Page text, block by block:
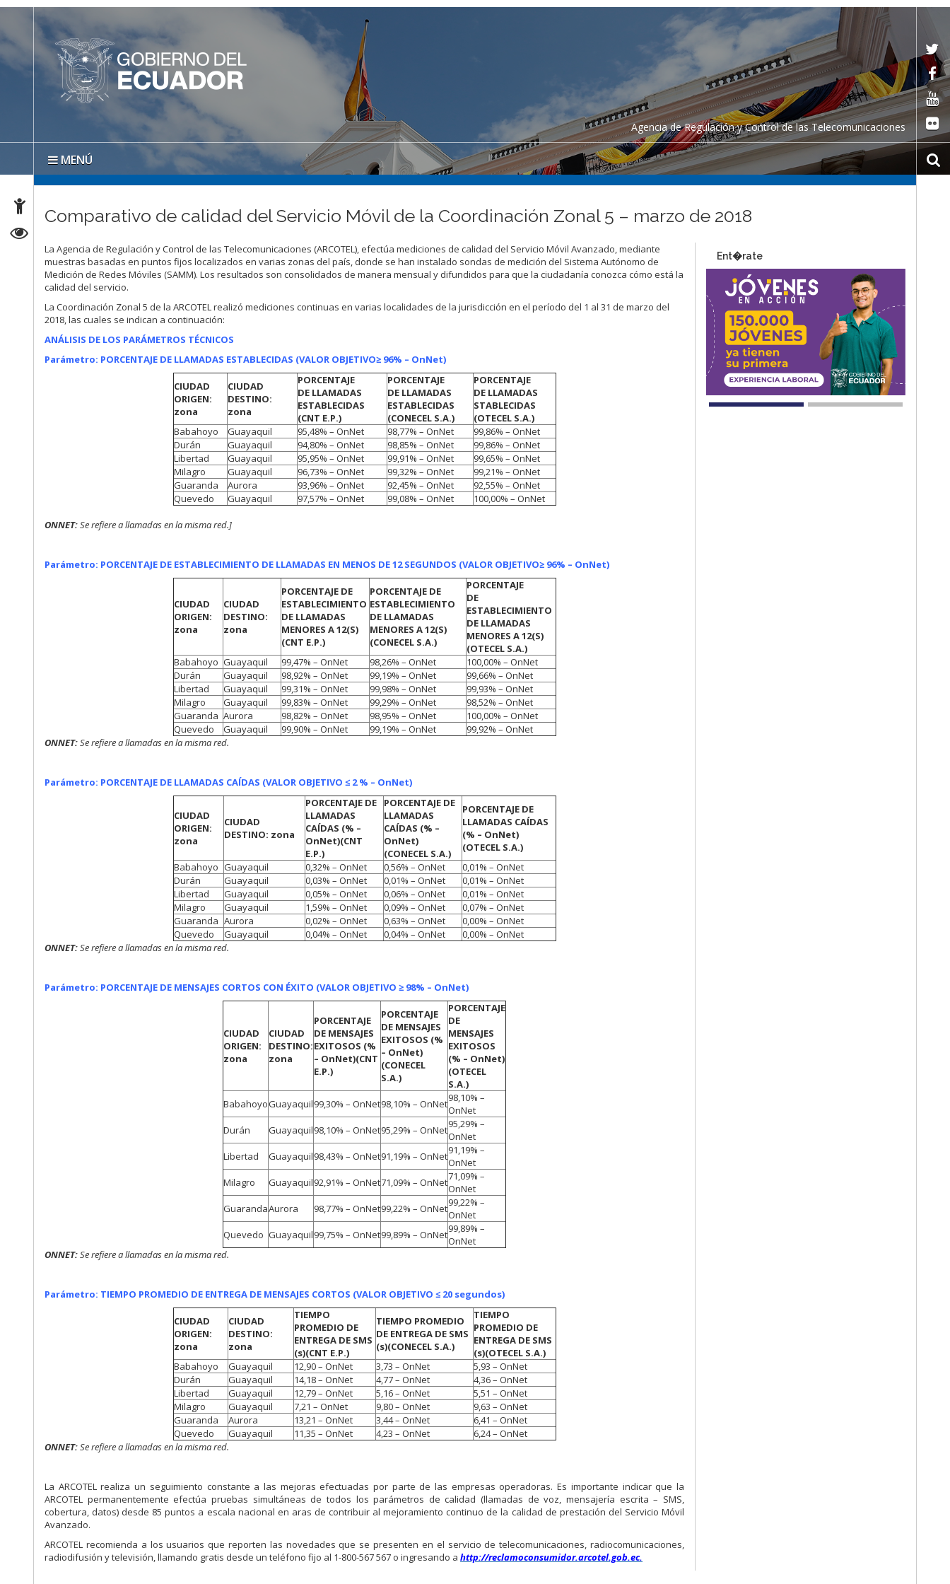
Agencia de Regulación y Control de las Telecomunicaciones
MENÚ
Comparativo de calidad del Servicio Móvil de la Coordinación Zonal 5 – marzo de 2018
La Agencia de Regulación y Control de las Telecomunicaciones (ARCOTEL), efectúa mediciones de calidad del Servicio Móvil Avanzado, mediante
muestras basadas en puntos fijos localizados en varias zonas del país, donde se han instalado sondas de medición del Sistema Autónomo de
Medición de Redes Móviles (SAMM). Los resultados son consolidados de manera mensual y difundidos para que la ciudadanía conozca cómo está la
calidad del servicio.
La Coordinación Zonal 5 de la ARCOTEL realizó mediciones continuas en varias localidades de la jurisdicción en el período del 1 al 31 de marzo del
2018, las cuales se indican a continuación:
ANÁLISIS DE LOS PARÁMETROS TÉCNICOS
Parámetro: PORCENTAJE DE LLAMADAS ESTABLECIDAS (VALOR OBJETIVO≥ 96% – OnNet)
CIUDAD
ORIGEN:
zona
CIUDAD
DESTINO:
zona
PORCENTAJE
DE LLAMADAS
ESTABLECIDAS
(CNT E.P.)
PORCENTAJE
DE LLAMADAS
ESTABLECIDAS
(CONECEL S.A.)
PORCENTAJE
DE LLAMADAS
STABLECIDAS
(OTECEL S.A.)
Babahoyo
Guayaquil 95,48% – OnNet 98,77% – OnNet
99,86% – OnNet
Durán
Guayaquil 94,80% – OnNet 98,85% – OnNet
99,86% – OnNet
Libertad
Guayaquil 95,95% – OnNet 99,91% – OnNet
99,65% – OnNet
Milagro
Guayaquil 96,73% – OnNet 99,32% – OnNet
99,21% – OnNet
Guaranda
Aurora 93,96% – OnNet 92,45% – OnNet
92,55% – OnNet
Quevedo
Guayaquil 97,57% – OnNet 99,08% – OnNet 100,00% – OnNet
ONNET:Se refiere allamadas en la misma red.]
Parámetro: PORCENTAJE DE ESTABLECIMIENTO DE LLAMADAS EN MENOS DE 12 SEGUNDOS (VALOR OBJETIVO≥ 96% – OnNet)
CIUDAD
ORIGEN:
zona
CIUDAD
DESTINO:
zona
PORCENTAJE DE
ESTABLECIMIENTO
DE LLAMADAS
MENORES A 12(S)
(CNT E.P.)
PORCENTAJE DE
ESTABLECIMIENTO
DE LLAMADAS
MENORES A 12(S)
(CONECEL S.A.)
PORCENTAJE
DE
ESTABLECIMIENTO
DE LLAMADAS
MENORES A 12(S)
(OTECEL S.A.)
Babahoyo Guayaquil 99,47% – OnNet 98,26% – OnNet
100,00% – OnNet
Durán
Guayaquil 98,92% – OnNet 99,19% – OnNet
99,66% – OnNet
Libertad
Guayaquil 99,31% – OnNet 99,98% – OnNet
99,93% – OnNet
Milagro
Guayaquil 99,83% – OnNet 99,29% – OnNet
98,52% – OnNet
Guaranda Aurora 98,82% – OnNet 98,95% – OnNet
100,00% – OnNet
Quevedo
Guayaquil 99,90% – OnNet 99,19% – OnNet
99,92% – OnNet
ONNET:Se refiere allamadas en la misma red.
Parámetro: PORCENTAJE DE LLAMADAS CAÍDAS (VALOR OBJETIVO ≤ 2 % – OnNet)
CIUDAD
ORIGEN:
zona
CIUDAD
DESTINO: zona
PORCENTAJE DE
LLAMADAS
CAÍDAS (% –
OnNet)(CNT
E.P.)
PORCENTAJE DE
LLAMADAS
CAÍDAS (% –
OnNet)
(CONECEL S.A.)
PORCENTAJE DE
LLAMADAS CAÍDAS
(% – OnNet)
(OTECEL S.A.)
Babahoyo Guayaquil 0,32% – OnNet 0,56% – OnNet
0,01% – OnNet
Durán
Guayaquil 0,03% – OnNet 0,01% – OnNet
0,01% – OnNet
Libertad
Guayaquil 0,05% – OnNet 0,06% – OnNet
0,01% – OnNet
Milagro
Guayaquil 1,59% – OnNet 0,09% – OnNet
0,07% – OnNet
Guaranda Aurora 0,02% – OnNet 0,63% – OnNet
0,00% – OnNet
Quevedo
Guayaquil 0,04% – OnNet 0,04% – OnNet
0,00% – OnNet
ONNET:Se refiere allamadas en la misma red.
Parámetro: PORCENTAJE DE MENSAJES CORTOS CON ÉXITO (VALOR OBJETIVO ≥ 98% – OnNet)
CIUDAD
ORIGEN:
zona
CIUDAD
DESTINO:
zona
PORCENTAJE
DE MENSAJES
EXITOSOS (%
– OnNet)(CNT
E.P.)
PORCENTAJE
DE MENSAJES
EXITOSOS (%
– OnNet)
(CONECEL
S.A.)
PORCENTAJE
DE
MENSAJES
EXITOSOS
(% – OnNet)
(OTECEL
S.A.)
BabahoyoGuayaquil99,30% – OnNet98,10% – OnNet98,10% –
OnNet
Durán
Guayaquil98,10% – OnNet95,29% – OnNet95,29% –
OnNet
Libertad
Guayaquil98,43% – OnNet91,19% – OnNet91,19% –
OnNet
Milagro
Guayaquil92,91% – OnNet71,09% – OnNet71,09% –
OnNet
GuarandaAurora 98,77% – OnNet99,22% – OnNet99,22% –
OnNet
Quevedo Guayaquil99,75% – OnNet99,89% – OnNet99,89% –
OnNet
ONNET:Se refiere allamadas en la misma red.
Parámetro: TIEMPO PROMEDIO DE ENTREGA DE MENSAJES CORTOS (VALOR OBJETIVO ≤ 20 segundos)
CIUDAD
ORIGEN:
zona
CIUDAD
DESTINO:
zona
TIEMPO
PROMEDIO DE
ENTREGA DE SMS
(s)(CNT E.P.)
TIEMPO PROMEDIO
DE ENTREGA DE SMS
(s)(CONECEL S.A.)
TIEMPO
PROMEDIO DE
ENTREGA DE SMS
(s)(OTECEL S.A.)
Babahoyo
Guayaquil 12,90 – OnNet 3,73 – OnNet
5,93 – OnNet
Durán
Guayaquil 14,18 – OnNet 4,77 – OnNet
4,36 – OnNet
Libertad
Guayaquil 12,79 – OnNet 5,16 – OnNet
5,51 – OnNet
Milagro
Guayaquil 7,21 – OnNet 9,80 – OnNet
9,63 – OnNet
Guaranda
Aurora 13,21 – OnNet 3,44 – OnNet
6,41 – OnNet
Quevedo
Guayaquil 11,35 – OnNet 4,23 – OnNet
6,24 – OnNet
ONNET:Se refiere allamadas en la misma red.
La ARCOTEL realiza un seguimiento constante a las mejoras efectuadas por parte de las empresas operadoras. Es importante indicar que la
ARCOTEL permanentemente efectúa pruebas simultáneas de todos los parámetros de calidad (llamadas de voz, mensajería escrita – SMS,
cobertura, datos) desde 85 puntos a escala nacional en aras de contribuir al mejoramiento continuo de la calidad de prestación del Servicio Móvil
Avanzado.
ARCOTEL recomienda a los usuarios que reporten las novedades que se presenten en el servicio de telecomunicaciones, radiocomunicaciones,
radiodifusión y televisión, llamando gratis desde un teléfono fijo al 1-800-567 567 o ingresando ahttp://reclamoconsumidor.arcotel.gob.ec.
Ent�rate